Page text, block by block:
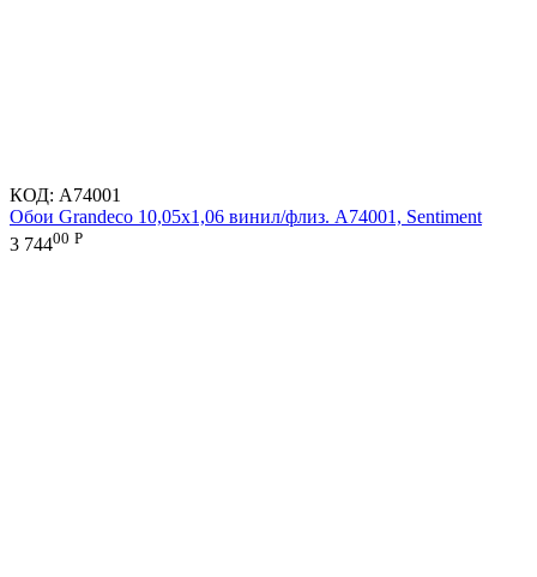
КОД: A74001
Обои Grandeco 10,05х1,06 винил/флиз. A74001, Sentiment
3 74400 Р